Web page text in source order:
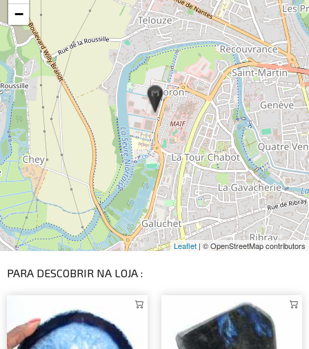
−
Leaflet | © OpenStreetMap contributors
PARA DESCOBRIR NA LOJA :